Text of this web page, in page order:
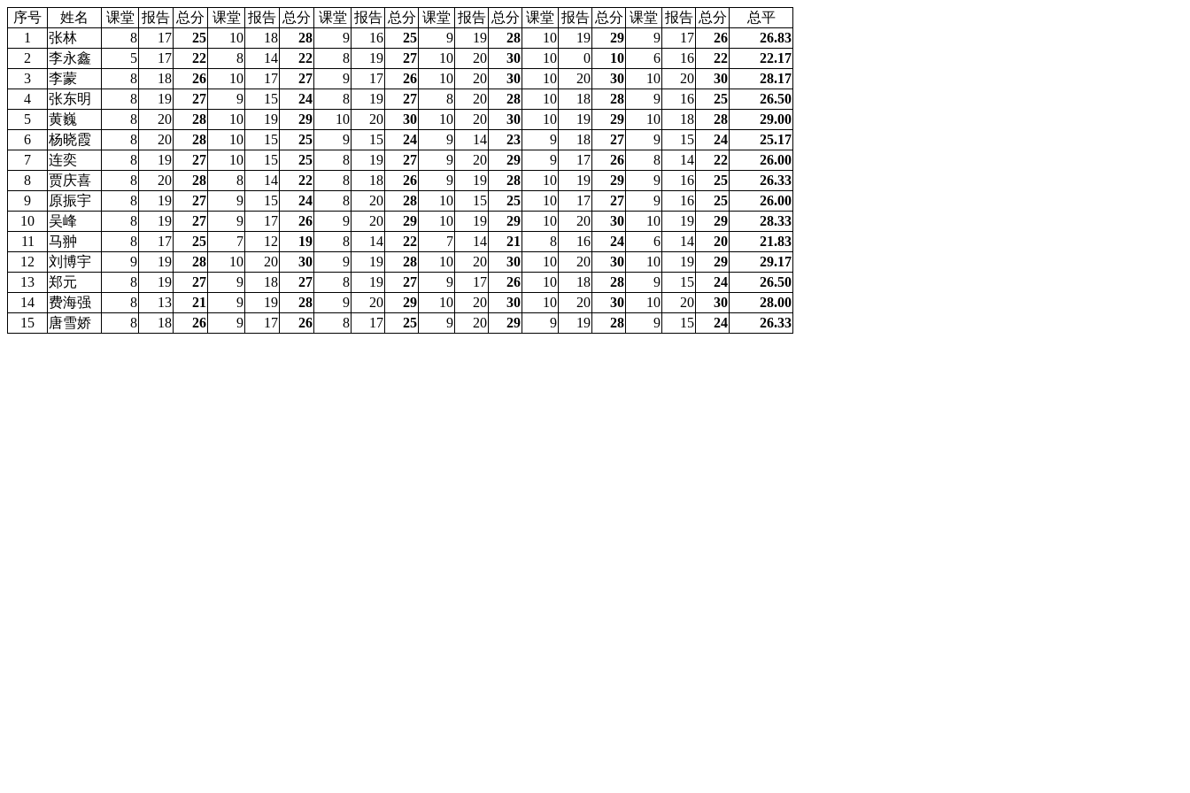
序号 姓名 课堂 报告 总分 课堂 报告 总分 课堂 报告 总分 课堂 报告 总分 课堂 报告 总分 课堂 报告 总分
总平
1
张林 8 17 25 10 18 28 9 16 25 9 19 28 10 19 29 9 17 26
26.83
2
李永鑫 5 17 22 8 14 22 8 19 27 10 20 30 10 0 10 6 16 22
22.17
3
李蒙 8 18 26 10 17 27 9 17 26 10 20 30 10 20 30 10 20 30
28.17
4
张东明 8 19 27 9 15 24 8 19 27 8 20 28 10 18 28 9 16 25
26.50
5
黄巍 8 20 28 10 19 29 10 20 30 10 20 30 10 19 29 10 18 28
29.00
6
杨晓霞 8 20 28 10 15 25 9 15 24 9 14 23 9 18 27 9 15 24
25.17
7
连奕 8 19 27 10 15 25 8 19 27 9 20 29 9 17 26 8 14 22
26.00
8
贾庆喜 8 20 28 8 14 22 8 18 26 9 19 28 10 19 29 9 16 25
26.33
9
原振宇 8 19 27 9 15 24 8 20 28 10 15 25 10 17 27 9 16 25
26.00
10
吴峰 8 19 27 9 17 26 9 20 29 10 19 29 10 20 30 10 19 29
28.33
11
马翀 8 17 25 7 12 19 8 14 22 7 14 21 8 16 24 6 14 20
21.83
12
刘博宇 9 19 28 10 20 30 9 19 28 10 20 30 10 20 30 10 19 29
29.17
13
郑元 8 19 27 9 18 27 8 19 27 9 17 26 10 18 28 9 15 24
26.50
14
费海强 8 13 21 9 19 28 9 20 29 10 20 30 10 20 30 10 20 30
28.00
15
唐雪娇 8 18 26 9 17 26 8 17 25 9 20 29 9 19 28 9 15 24 26.33